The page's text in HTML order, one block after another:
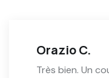
Orazio C.
Très bien. Un